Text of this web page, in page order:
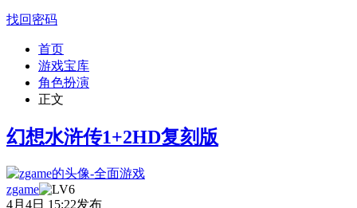
找回密码
首页
游戏宝库
角色扮演
正文
幻想水浒传1+2HD复刻版
zgame
4月4日 15:22发布